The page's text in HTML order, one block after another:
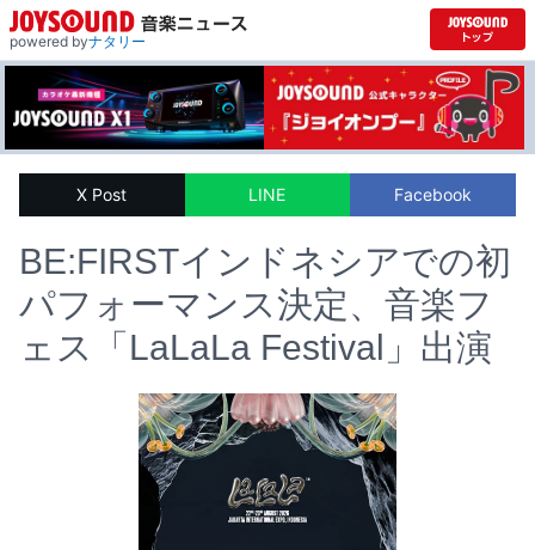
powered byナタリー
X Post LINE Facebook
BE:FIRSTインドネシアでの初
パフォーマンス決定、音楽フ
ェス「LaLaLa Festival」出演